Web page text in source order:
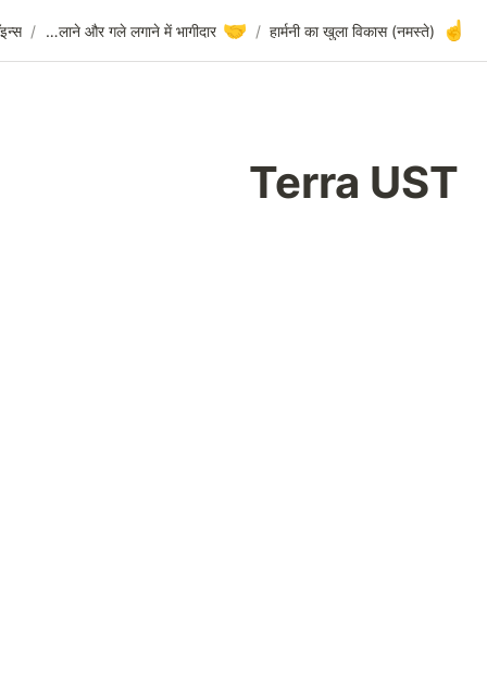
/
🤝
हाथ मिलाने और गले लगाने में भागीदार
/
स्टेबलकॉइन्स
/
Terra UST